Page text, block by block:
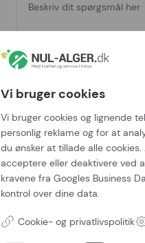
Vi bruger cookies
Vi bruger cookies og lignende
personlig reklame og for at
du ønsker at tillade alle
acceptere eller deaktivere ved
kravene fra Googles Business
kontrol over dine data.
Cookie- og privatlivspolitik